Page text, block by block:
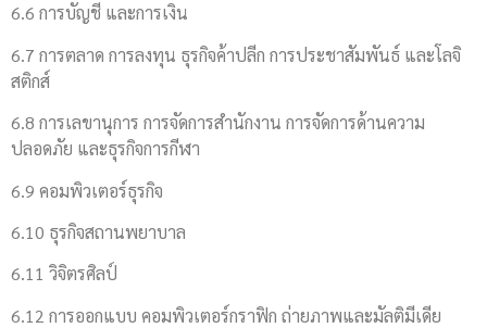
6.6 การบัญชี และการเงิน
6.7 การตลาด การลงทุน ธุรกิจค้าปลีก การประชาสัมพันธ์ และโลจิ
สติกส์
6.8 การเลขานุการ การจัดการสำนักงาน การจัดการด้านความ
ปลอดภัย และธุรกิจการกีฬา
6.9 คอมพิวเตอร์ธุรกิจ
6.10 ธุรกิจสถานพยาบาล
6.11 วิจิตรศิลป์
6.12 การออกแบบ คอมพิวเตอร์กราฟิก ถ่ายภาพและมัลติมีเดีย